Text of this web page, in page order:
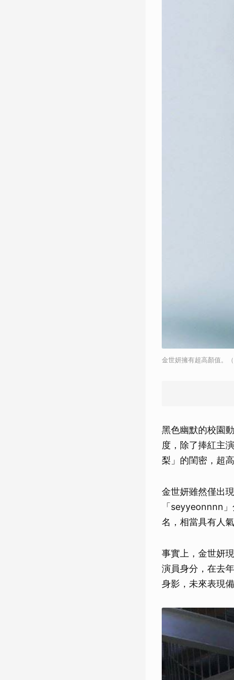
金世妍擁有超高顏值。
黑色幽默的校園
度，除了捧紅主
梨」的閨密，超
金世妍雖然僅出
「seyyeonnnn
名，相當具有人氣
事實上，金世妍
演員身分，在去
身影，未來表現備